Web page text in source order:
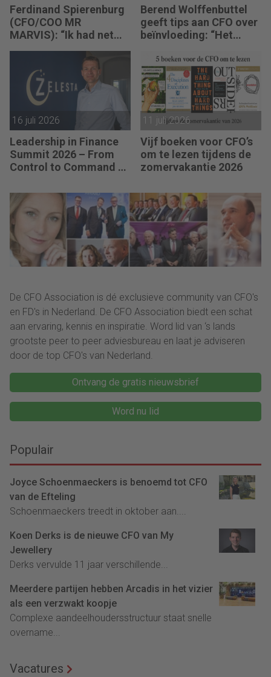
Ferdinand Spierenburg
(CFO/COO MR
MARVIS): “Ik had net
mijn bureau op de juiste
hoogte ingesteld, of de
investeringsronde lag
op mijn bord.”
Berend Wolffenbuttel
geeft tips aan CFO over
beïnvloeding: “Het
je niet aansluit.”
16 juli 2026
Leadership in Finance
Summit 2026 – From
Control to Command –
(CFO van Zelesta):
“Intuïtie is voor mij
geen buikgevoel, maar
verzamelde kennis.”
11 juli 2026
Vijf boeken voor CFO’s
om te lezen tijdens de
zomervakantie 2026
De CFO Association is dé exclusieve community van CFO's
en FD's in Nederland. De CFO Association biedt een schat
aan ervaring, kennis en inspiratie. Word lid van ‘s lands
grootste peer to peer adviesbureau en laat je adviseren
door de top CFO's van Nederland.
Ontvang de gratis nieuwsbrief
Word nu lid
Populair
Joyce Schoenmaeckers is benoemd tot CFO
van de Efteling
Schoenmaeckers treedt in oktober aan....
Koen Derks is de nieuwe CFO van My
Jewellery
Derks vervulde 11 jaar verschillende...
Meerdere partijen hebben Arcadis in het vizier
als een verzwakt koopje
Complexe aandeelhoudersstructuur staat snelle
overname...
Vacatures